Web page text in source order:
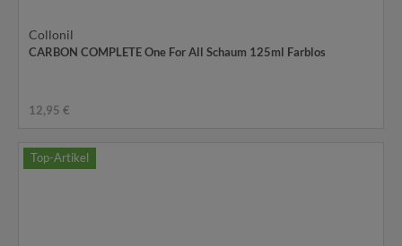
Collonil
CARBON COMPLETE One For All Schaum 125ml Farblos
12,95 €
Top-Artikel